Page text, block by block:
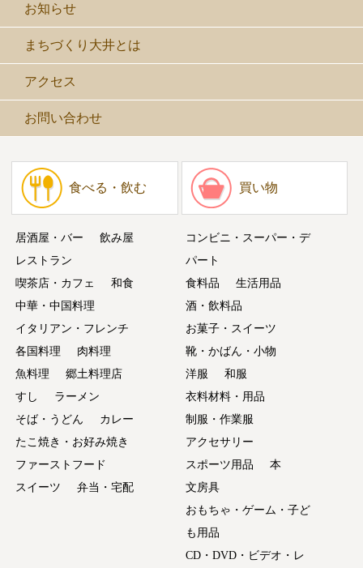
お知らせ
まちづくり大井とは
アクセス
お問い合わせ
食べる・飲む
居酒屋・バー
飲み屋
レストラン
喫茶店・カフェ
和食
中華・中国料理
イタリアン・フレンチ
各国料理
肉料理
魚料理
郷土料理店
すし
ラーメン
そば・うどん
カレー
たこ焼き・お好み焼き
ファーストフード
スイーツ
弁当・宅配
買い物
コンビニ・スーパー・デ
パート
食料品
生活用品
酒・飲料品
お菓子・スイーツ
靴・かばん・小物
洋服
和服
衣料材料・用品
制服・作業服
アクセサリー
スポーツ用品
本
文房具
おもちゃ・ゲーム・子ど
も用品
CD・DVD・ビデオ・レ